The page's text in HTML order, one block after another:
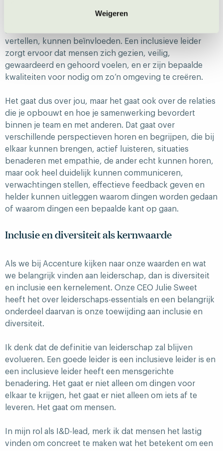
Weigeren
om te bepalen waar ze nu staan en hoe ze kunnen
vertellen, kunnen beïnvloeden. Een inclusieve leider
zorgt ervoor dat mensen zich gezien, veilig,
gewaardeerd en gehoord voelen, en er zijn bepaalde
kwaliteiten voor nodig om zo’n omgeving te creëren.
Het gaat dus over jou, maar het gaat ook over de relaties
die je opbouwt en hoe je samenwerking bevordert
binnen je team en met anderen. Dat gaat over
verschillende perspectieven horen en begrijpen, die bij
elkaar kunnen brengen, actief luisteren, situaties
benaderen met empathie, de ander echt kunnen horen,
maar ook heel duidelijk kunnen communiceren,
verwachtingen stellen, effectieve feedback geven en
helder kunnen uitleggen waarom dingen worden gedaan
of waarom dingen een bepaalde kant op gaan.
Inclusie en diversiteit als kernwaarde
Als we bij Accenture kijken naar onze waarden en wat
we belangrijk vinden aan leiderschap, dan is diversiteit
en inclusie een kernelement. Onze CEO Julie Sweet
heeft het over leiderschaps-essentials en een belangrijk
onderdeel daarvan is onze toewijding aan inclusie en
diversiteit.
Ik denk dat de definitie van leiderschap zal blijven
evolueren. Een goede leider is een inclusieve leider is en
een inclusieve leider heeft een mensgerichte
benadering. Het gaat er niet alleen om dingen voor
elkaar te krijgen, het gaat er niet alleen om iets af te
leveren. Het gaat om mensen.
In mijn rol als I&D-lead, merk ik dat mensen het lastig
vinden om concreet te maken wat het betekent om een